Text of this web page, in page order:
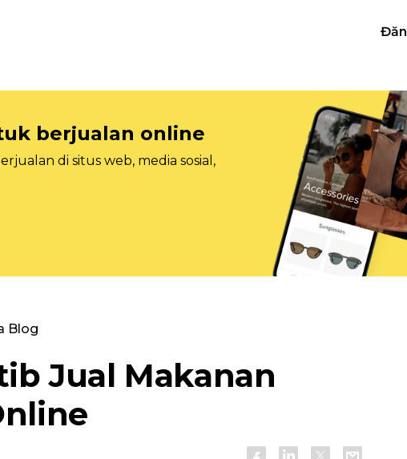
berjualan online
di situs web, media sosial,
Blog
Jual Makanan